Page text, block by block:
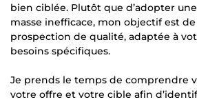
bien ciblée. Plutôt que d’adopter
masse inefficace, mon objectif est
prospection de qualité, adaptée à
besoins spécifiques.
Je prends le temps de comprendre
votre offre et votre cible afin